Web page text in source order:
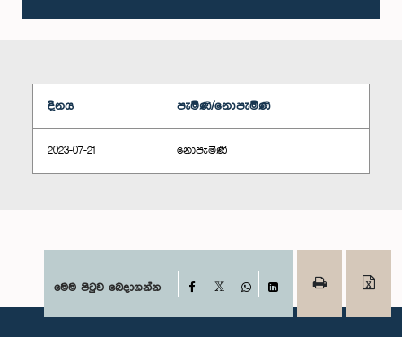
දිනය පැමිණි/නොපැමිණි
2023-07-21 නොපැමිණි
මෙම පිටුව බෙදාගන්න Facebook
WhatsAppLinkedIn